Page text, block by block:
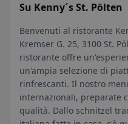
Su Kenny´s St. Pölten
Benvenuti al ristorante
Kremser G. 25, 3100 St.
ristorante offre
un'ampia selezione di
rinfrescanti. Il nostro
internazionali, preparate
qualità. Dallo schnitzel